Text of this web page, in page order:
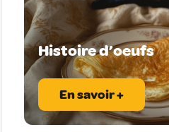
Histoire d’oeufs
En savoir +